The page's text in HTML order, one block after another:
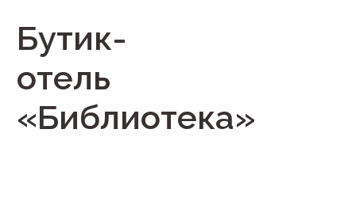
Бутик-
отель
«Библиотека»